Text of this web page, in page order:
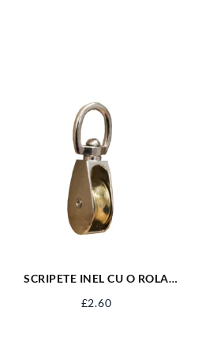
SCRIPETE INEL CU O ROLA
£2.60